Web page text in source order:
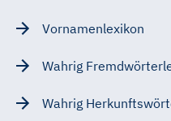
Vornamenlexikon
Wahrig
Wahrig